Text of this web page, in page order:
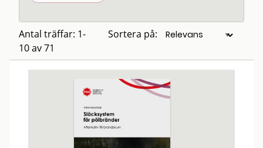
Antal träffar: 1-
10 av 71
Sortera på: